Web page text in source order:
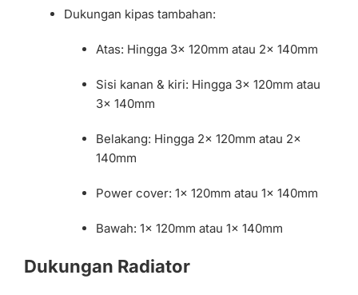
Dukungan kipas tambahan:
Atas: Hingga 3x 120mm atau 2x 140mm
Sisi kanan & kiri: Hingga 3x 120mm atau
3x 140mm
Belakang: Hingga 2x 120mm atau 2x
140mm
Power cover: 1x 120mm atau 1x 140mm
Bawah: 1x 120mm atau 1x 140mm
Dukungan Radiator